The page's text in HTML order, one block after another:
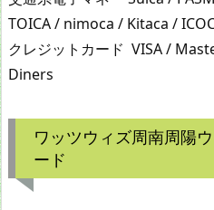
TOICA / nimoca / Kitaca /
クレジットカード VISA /
Diners
ワッツウィズ周南周陽
ード